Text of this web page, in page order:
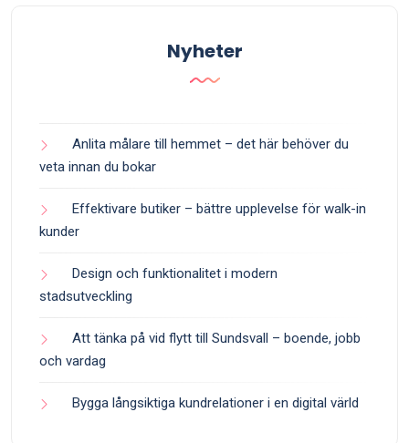
Nyheter
Anlita målare till hemmet – det här behöver du
veta innan du bokar
Effektivare butiker – bättre upplevelse för walk-in
kunder
Design och funktionalitet i modern
stadsutveckling
Att tänka på vid flytt till Sundsvall – boende, jobb
och vardag
Bygga långsiktiga kundrelationer i en digital värld